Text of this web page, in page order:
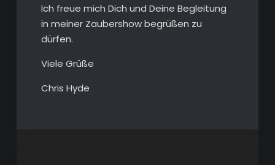
Ich freue mich Dich und Deine Begleitung
in meiner Zaubershow begrüßen zu
dürfen.
Viele Grüße
Chris Hyde